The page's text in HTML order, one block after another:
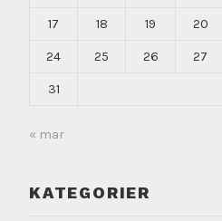
17 18 19 20
24 25 26 27
31
« mar
KATEGORIER